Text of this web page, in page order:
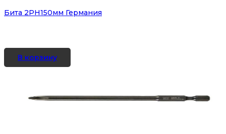
Бита 2PH150мм Германия
В корзину